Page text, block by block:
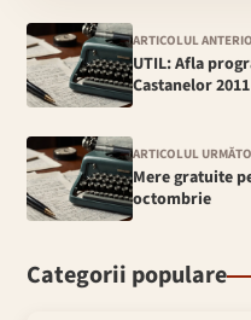
ARTICOLUL
UTIL: Afla
Castanelor 2011
ARTICOLUL
Mere gratuite
octombrie
Categorii populare